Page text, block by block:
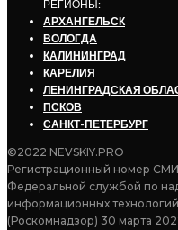
РЕГИОНЫ:
АРХАНГЕЛЬСК
ВОЛОГДА
КАЛИНИНГРАД
КАРЕЛИЯ
ЛЕНИНГРАДСКАЯ
ПСКОВ
САНКТ-ПЕТЕРБУРГ
©2022 NEVSKIY.PRO
Регистрационный номер
Федеральной службой по
информационных
(Роскомнадзор) 30 марта